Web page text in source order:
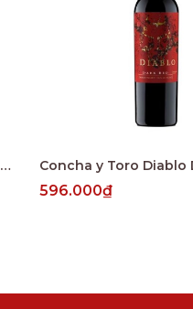
Concha y Toro Casillero del Diablo Reserva Merlot Central Valley
596.000₫